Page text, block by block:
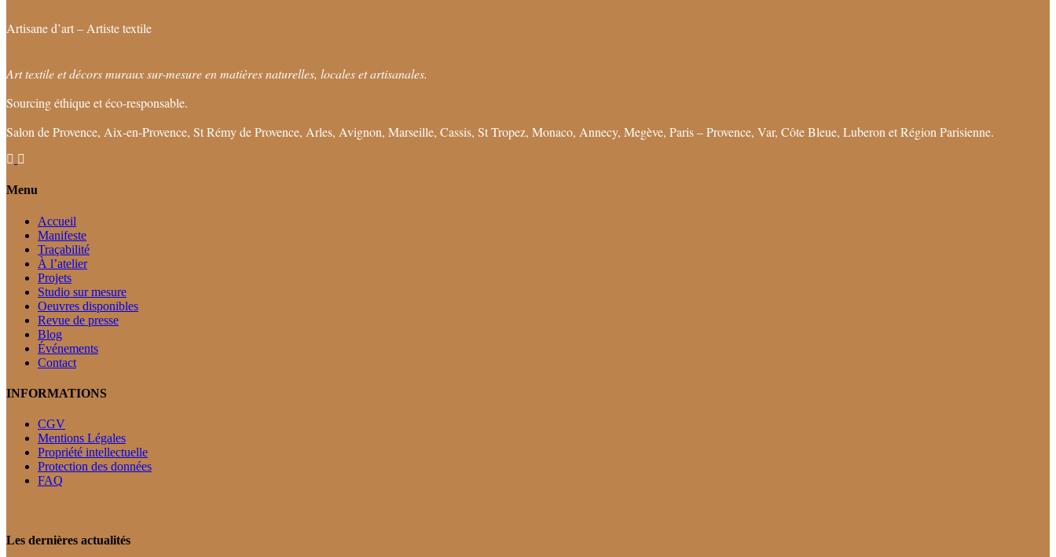
Artisane d’art – Artiste textile
Art textile et décors muraux sur-mesure en matières naturelles, locales et artisanales.
Sourcing éthique et éco-responsable.
Salon de Provence, Aix-en-Provence, St Rémy de Provence, Arles, Avignon, Marseille, Cassis, St Tropez, Monaco, Annecy, Megève, Paris – Provence, Var, Côte Bleue, Luberon et Région Parisienne.
Menu
Accueil
Manifeste
Traçabilité
À l’atelier
Projets
Studio sur mesure
Oeuvres disponibles
Revue de presse
Blog
Événements
Contact
INFORMATIONS
CGV
Mentions Légales
Propriété intellectuelle
Protection des données
FAQ
Les dernières actualités